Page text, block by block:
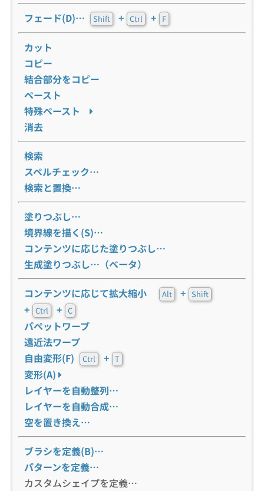
フェード(D)… Shift + Ctrl + F
カット
コピー
結合部分をコピー
ペースト
特殊ペースト
消去
検索
スペルチェック…
検索と置換…
塗りつぶし…
境界線を描く(S)…
コンテンツに応じた塗りつぶし…
生成塗りつぶし…（ベータ）
コンテンツに応じて拡大縮小 Alt + Shift
+ Ctrl + C
パペットワープ
遠近法ワープ
自由変形(F)
Ctrl + T
変形(A)
レイヤーを自動整列…
レイヤーを自動合成…
空を置き換え…
ブラシを定義(B)…
パターンを定義…
カスタムシェイプを定義…